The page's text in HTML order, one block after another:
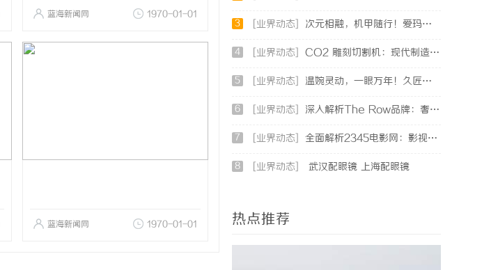
蓝海新闻网 1970-01-01
蓝海新闻网 1970-01-01
3 [业界动态] 次元相融，机甲随行！爱玛黑翼S360电竞版焕新登场
4 [业界动态] CO2 雕刻切割机：现代制造业的变革者
5 [业界动态] 温婉灵动，一眼万年！久匠量身定制的眉眼唇，才是你整张脸的点睛之笔！淡颜系女生的气质加分项
6 [业界动态] 深入解析The Row品牌：奢华时尚的典范与设计哲学
7 [业界动态] 全面解析2345电影网：影视资源的海量宝库与观影新体验
8 [业界动态] 武汉配眼镜 上海配眼镜
热点推荐